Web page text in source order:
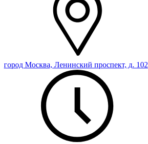
город Москва, Ленинский проспект, д. 102